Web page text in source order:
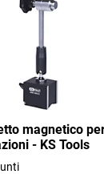
magnetico
- KS Tools